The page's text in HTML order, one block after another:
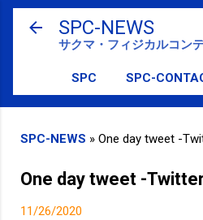
スキップしてメイン コ
SPC-NEWS
サクマ・フィジカルコン
SPC SPC-
SPC-NEWS » One day tweet -
One day tweet -
11/26/2020